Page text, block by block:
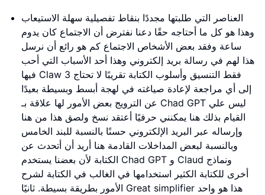
العناصر التي طلبتها مجددًا بنقاط تفصيلية سهلة الاستيعاب
وهذا هو كل ما أحتاجه حقًا دعنا نفترض أن الاجتماع كان يدوم
ساعة وفقد بعض الأشخاص الاجتماع كم هو رائع أن نرسل
هذا لهم في رسالة بريد إلكتروني وهذا أحد الأسباب التي أحب
فيها Claw 3 فقط التنسيق وأسلوب الكتابة تقريبًا لا تحتاج
إلى أي مراجعة لإعادة صياغته في لهجة أبسط وبسيطة بعيدًا
عن الترويج بعض الأمور لها علاقة بـ Chad GPT ليس علي
القيام بذلك هنا يمكنني حرفيًا أعتقد نسخ ولصق هذا من هنا
وإرساله عبر البريد الإلكتروني حسنًا بالنسبة للبند الخامس
وبالنسبة لبعض المداخلات القادمة هنا أريد أن أتحدث عن
الكتابة لأن بعضنا يستخدم Chad GPT و Claud ونماذج
أخرى للكتابة الكثير استخدامها في الغالب في الكتابة لشرح
الأمور بطريقة بسيطة. ثانيًا Great simplifier هذا هو واحد